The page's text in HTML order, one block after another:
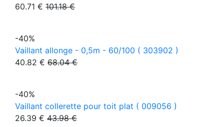
60.71 € 101.18 €
-40%
Vaillant allonge - 0,5m - 60/100 ( 303902 )
40.82 € 68.04 €
-40%
Vaillant collerette pour toit plat ( 009056 )
26.39 € 43.98 €